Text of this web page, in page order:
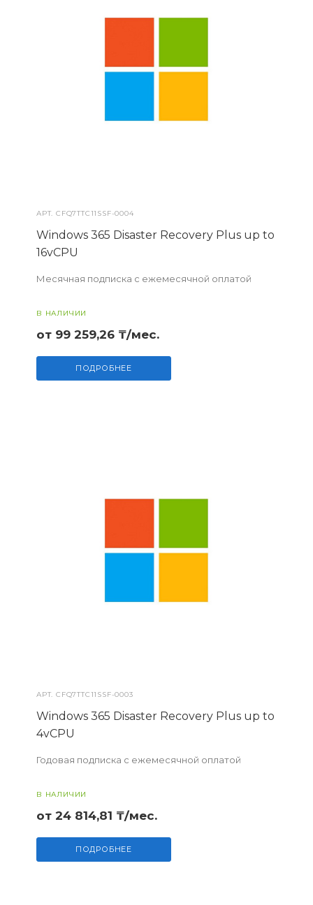
АРТ.CFQ7TTC11SSF-0004
Windows 365 Disaster Recovery Plus up to
16vCPU
Месячная подписка с ежемесячной оплатой
В НАЛИЧИИ
от 99 259,26 ₸/мес.
ПОДРОБНЕЕ
АРТ.CFQ7TTC11SSF-0003
Windows 365 Disaster Recovery Plus up to
4vCPU
Годовая подписка с ежемесячной оплатой
В НАЛИЧИИ
от 24 814,81 ₸/мес.
ПОДРОБНЕЕ